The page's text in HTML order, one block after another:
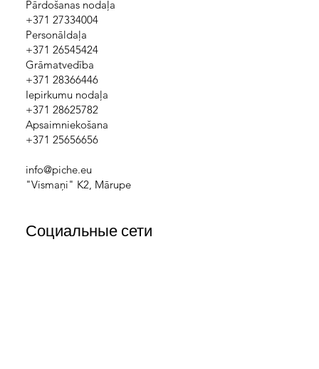
Pārdošanas nodaļa
+371 27334004
Personāldaļa
+371 26545424
Grāmatvedība
+371 28366446
Iepirkumu nodaļa
+371 28625782
Apsaimniekošana
+371 25656656
info@piche.eu
"Vismaņi" K2, Mārupe
Социальные сети